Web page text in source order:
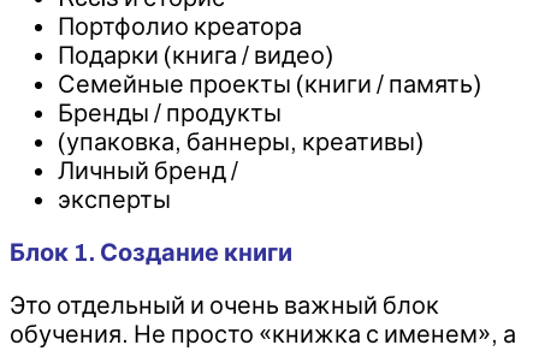
Портфолио креатора
Подарки (книга / видео)
Семейные проекты (книги / память)
Бренды / продукты
(упаковка, баннеры, креативы)
Личный бренд /
эксперты
Блок 1. Создание книги
Это отдельный и очень важный блок
обучения. Не просто «книжка с именем», а